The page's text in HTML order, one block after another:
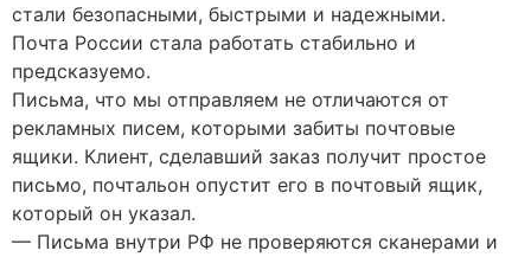
стали безопасными, быстрыми и надежными.
Почта России стала работать стабильно и
предсказуемо.
Письма, что мы отправляем не отличаются от
рекламных писем, которыми забиты почтовые
ящики. Клиент, сделавший заказ получит простое
письмо, почтальон опустит его в почтовый ящик,
который он указал.
— Письма внутри РФ не проверяются сканерами и